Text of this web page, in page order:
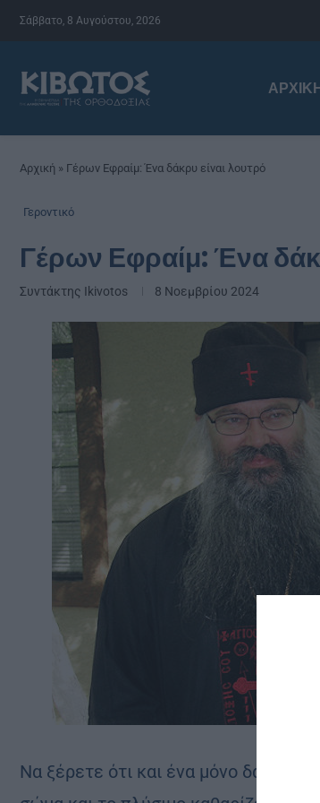
Σάββατο, 8 Αυγούστου, 2026
Αρχική » Γέρων Εφραίμ: Ένα δάκρυ είναι λουτρό
Γεροντικό
Γέρων Εφραίμ: Ένα
Συντάκτης Ikivotos 8 Νοεμβρίου 2024
Να ξέρετε ότι και ένα μόνο δάκρυ